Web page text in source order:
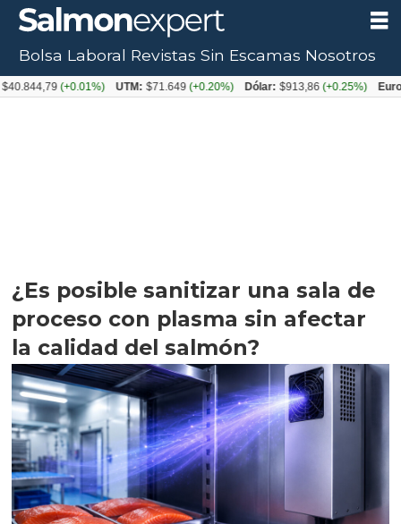
¿Es posible sanitizar una sala de
proceso con plasma sin afectar
la calidad del salmón?
Bolsa Laboral Revistas Sin Escamas Nosotros
(+0.01%) UTM: $71.649 (+0.20%) Dólar: $913,86 (+0.25%) Euro: